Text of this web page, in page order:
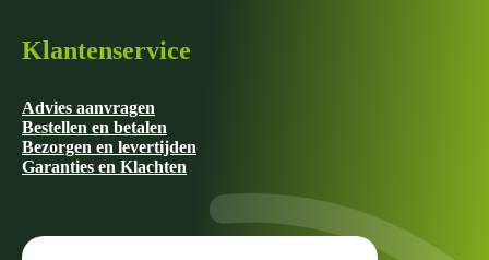
Klantenservice
Advies aanvragen
Bestellen en betalen
Bezorgen en levertijden
Garanties en Klachten